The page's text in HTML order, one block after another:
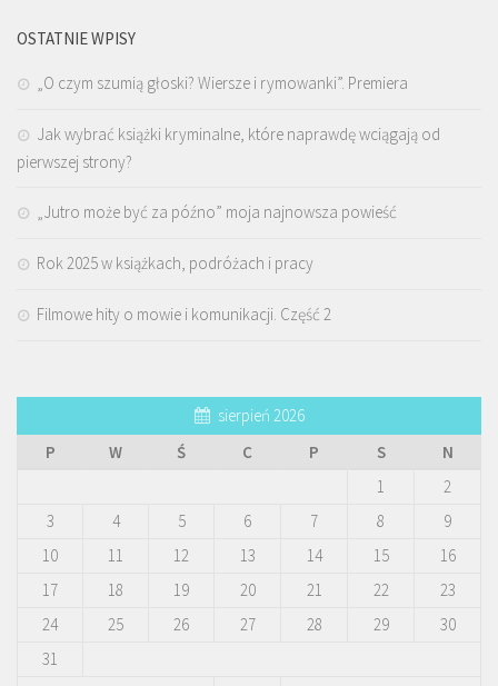
OSTATNIE WPISY
„O czym szumią głoski? Wiersze i rymowanki”. Premiera
Jak wybrać książki kryminalne, które naprawdę wciągają od
pierwszej strony?
„Jutro może być za późno” moja najnowsza powieść
Rok 2025 w książkach, podróżach i pracy
Filmowe hity o mowie i komunikacji. Część 2
sierpień 2026
P
W Ś C P S N
1
2
3
4 5 6 7 8
9
10
11 12 13 14 15
16
17
18 19 20 21 22
23
24
25 26 27 28 29
30
31